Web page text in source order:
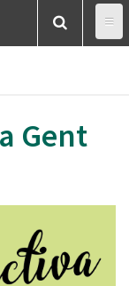
Gent